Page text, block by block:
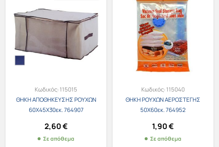
Κωδικός:115015
ΘΗΚΗ ΑΠΟΘΗΚΕΥΣΗΣ ΡΟΥΧΩΝ
60Χ45Χ30εκ. 764907
2,60€
Σε απόθεμα
Κωδικός:115040
ΘΗΚΗ ΡΟΥΧΩΝ ΑΕΡΟΣΤΕΓΗΣ
50Χ60εκ. 764952
1,90€
Σε απόθεμα